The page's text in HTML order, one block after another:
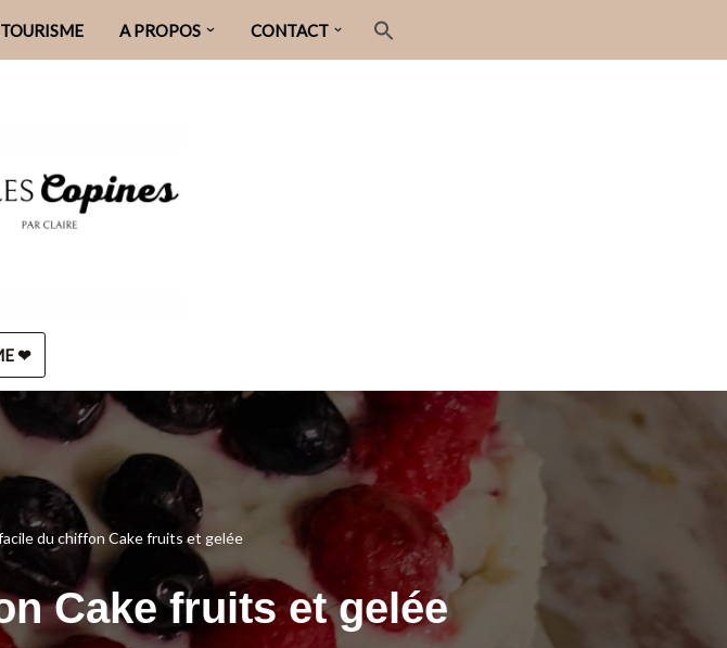
TOURISME A PROPOS CONTACT
❤︎
du chiffon Cake fruits et gelée
Cake fruits et gelée